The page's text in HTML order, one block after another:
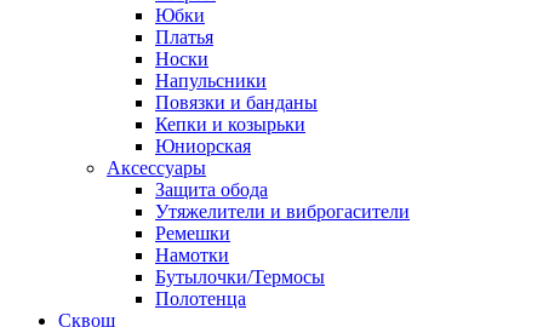
Юбки
Платья
Носки
Напульсники
Повязки и банданы
Кепки и козырьки
Юниорская
Аксессуары
Защита обода
Утяжелители и виброгасители
Ремешки
Намотки
Бутылочки/Термосы
Полотенца
Сквош